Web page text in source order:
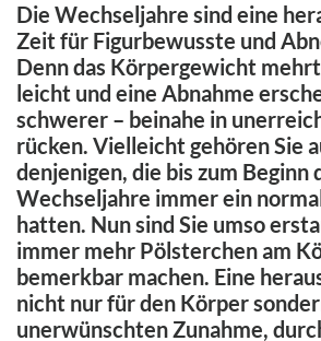
Die Wechseljahre sind eine
Zeit für Figurbewusste und
Denn das Körpergewicht
leicht und eine Abnahme
schwerer – beinahe in
rücken. Vielleicht gehören Sie
denjenigen, die bis zum Beginn
Wechseljahre immer ein
hatten. Nun sind Sie umso
immer mehr Pölsterchen am
bemerkbar machen. Eine
nicht nur für den Körper
unerwünschten Zunahme,